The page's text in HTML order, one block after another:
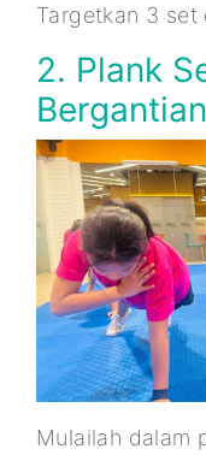
Targetkan 3
2. Plank
Bergantian
Mulailah dalam